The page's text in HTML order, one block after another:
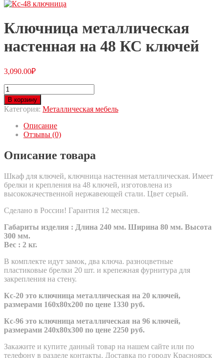
Ключница металлическая
настенная на 48 КС ключей
3,090.00₽
В корзину
Категория: Металлическая мебель
Описание
Отзывы (0)
Описание товара
Шкаф для ключей, ключница настенная металлическая. Имеет
брелки и крепления на 48 ключей, изготовлена из
высококачественной нержавеющей стали. Цвет серый.
Сделано в России! Гарантия 12 месяцев.
Габариты изделия : Длина 240 мм. Ширина 80 мм. Высота
300 мм.
Вес : 2 кг.
В комплекте идут замок, два ключа. разноцветные
пластиковые брелки 20 шт. и крепежная фурнитура для
закрепления на стену.
Кс-20 это ключница металлическая на 20 ключей,
размерами 160x80x200 по цене 1330 руб.
Кс-96 это ключница металлическая на 96 ключей,
размерами 240x80x300 по цене 2250 руб.
Закажите и купите данный товар на нашем сайте или по
телефону в разделе контакты. Доставка по городу Красноярск